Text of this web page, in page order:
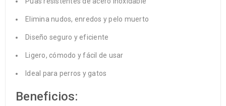
Elimina nudos, enredos y pelo muerto
Diseño seguro y eficiente
Ligero, cómodo y fácil de usar
Ideal para perros y gatos
Beneficios: